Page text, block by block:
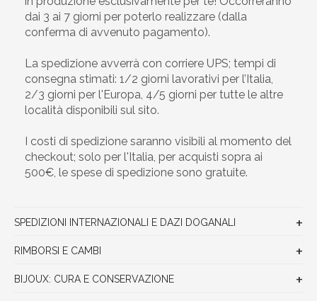
dai 3 ai 7 giorni per poterlo realizzare (dalla
conferma di avvenuto pagamento).
La spedizione avverrà con corriere UPS; tempi di
consegna stimati: 1/2 giorni lavorativi per l’Italia,
2/3 giorni per l'Europa, 4/5 giorni per tutte le altre
località disponibili sul sito.
I costi di spedizione saranno visibili al momento del
checkout; solo per l'Italia, per acquisti sopra ai
500€, le spese di spedizione sono gratuite.
SPEDIZIONI INTERNAZIONALI E DAZI DOGANALI
RIMBORSI E CAMBI
BIJOUX: CURA E CONSERVAZIONE